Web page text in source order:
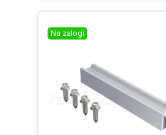
Na zalogi